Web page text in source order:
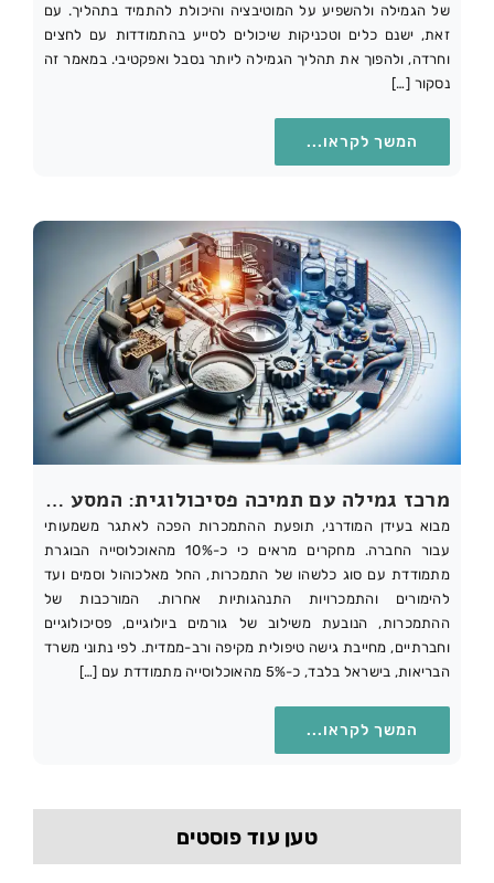
של הגמילה⁤ ולהשפיע על המוטיבציה והיכולת להתמיד בתהליך. עם
זאת, ישנם כלים וטכניקות שיכולים לסייע בהתמודדות עם ‍לחצים
וחרדה, ‌ולהפוך את תהליך הגמילה ליותר נסבל ואפקטיבי. במאמר זה
נסקור⁢ […]
המשך לקראו...
מרכז גמילה עם תמיכה פסיכולוגית: המסע המקיף להחלמה מהתמכרות
מבוא בעידן המודרני, תופעת ההתמכרות הפכה לאתגר משמעותי
עבור החברה. מחקרים מראים כי כ-10% מהאוכלוסייה הבוגרת
מתמודדת עם סוג כלשהו של התמכרות, החל מאלכוהול וסמים ועד
להימורים והתמכרויות התנהגותיות אחרות. המורכבות של
ההתמכרות, הנובעת משילוב של גורמים ביולוגיים, פסיכולוגיים
וחברתיים, מחייבת גישה טיפולית מקיפה ורב-ממדית. לפי נתוני משרד
הבריאות, בישראל בלבד, כ-5% מהאוכלוסייה מתמודדת עם […]
המשך לקראו...
טען עוד פוסטים